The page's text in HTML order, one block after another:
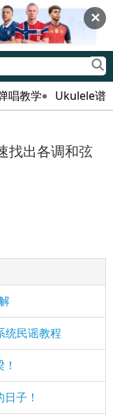
✕
唱教学
Ukulele谱
找出各调和弦
统民谣教程
子！